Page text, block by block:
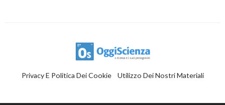
Privacy E Politica Dei Cookie Utilizzo Dei Nostri Materiali